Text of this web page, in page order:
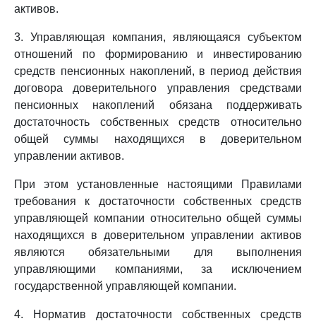
активов.
3. Управляющая компания, являющаяся субъектом
отношений по формированию и инвестированию
средств пенсионных накоплений, в период действия
договора доверительного управления средствами
пенсионных накоплений обязана поддерживать
достаточность собственных средств относительно
общей суммы находящихся в доверительном
управлении активов.
При этом установленные настоящими Правилами
требования к достаточности собственных средств
управляющей компании относительно общей суммы
находящихся в доверительном управлении активов
являются обязательными для выполнения
управляющими компаниями, за исключением
государственной управляющей компании.
4. Норматив достаточности собственных средств